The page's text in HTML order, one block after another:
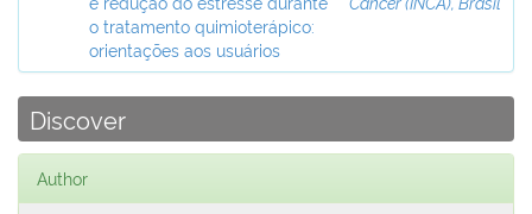
o tratamento quimioterápico:
orientações aos usuários
Discover
Author